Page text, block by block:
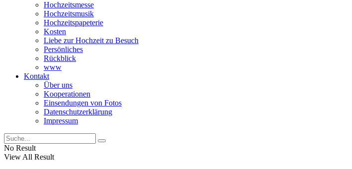
Hochzeitsmesse
Hochzeitsmusik
Hochzeitspapeterie
Kosten
Liebe zur Hochzeit zu Besuch
Persönliches
Rückblick
www
Kontakt
Über uns
Kooperationen
Einsendungen von Fotos
Datenschutzerklärung
Impressum
No Result
View All Result